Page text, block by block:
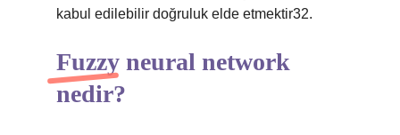
kabul edilebilir doğruluk elde etmektir32.
Fuzzy neural network
nedir?